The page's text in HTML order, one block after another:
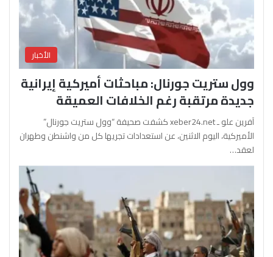
الأخبار
وول ستريت جورنال: مباحثات أميركية إيرانية
جديدة مرتقبة رغم الخلافات العميقة
آفرين علو ـ xeber24.net كشفت صحيفة “وول ستريت جورنال”
الأميركية، اليوم الاثنين، عن استعدادات تجريها كل من واشنطن وطهران
لعقد…